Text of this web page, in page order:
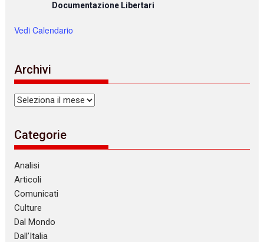
Documentazione Libertari
Vedi Calendario
Archivi
Archivi
Categorie
Analisi
Articoli
Comunicati
Culture
Dal Mondo
Dall’Italia